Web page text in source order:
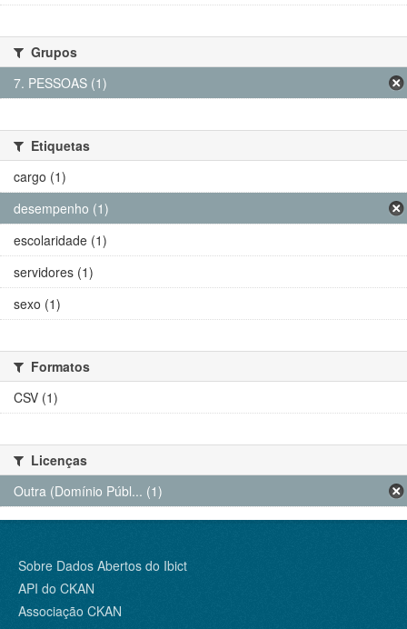
Grupos
7. PESSOAS (1)
Etiquetas
cargo (1)
desempenho (1)
escolaridade (1)
servidores (1)
sexo (1)
Formatos
CSV (1)
Licenças
Outra (Domínio Públ... (1)
Sobre Dados Abertos do Ibict
API do CKAN
Associação CKAN